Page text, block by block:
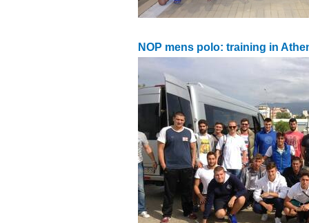
NOP mens polo: training in